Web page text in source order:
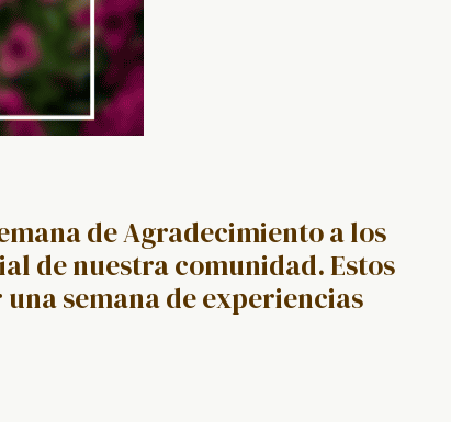
de Agradecimiento a los
de nuestra comunidad. Estos
semana de experiencias